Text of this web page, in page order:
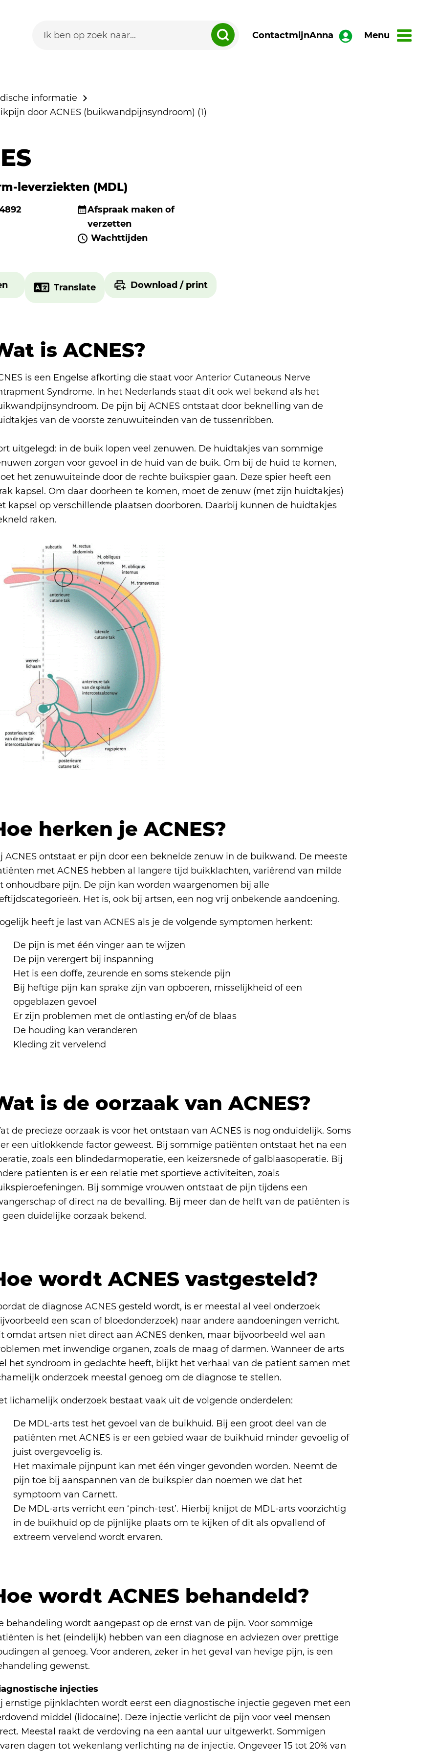
ContactmijnAnna Menu
informatie
door ACNES (buikwandpijnsyndroom) (1)
leverziekten (MDL)
Afspraak maken of
verzetten
Wachttijden
Translate Download / print
is ACNES?
is een Engelse afkorting die staat voor Anterior Cutaneous Nerve
Syndrome. In het Nederlands staat dit ook wel bekend als het
De pijn bij ACNES ontstaat door beknelling van de
van de voorste zenuwuiteinden van de tussenribben.
uitgelegd: in de buik lopen veel zenuwen. De huidtakjes van sommige
zorgen voor gevoel in de huid van de buik. Om bij de huid te komen,
het zenuwuiteinde door de rechte buikspier gaan. Deze spier heeft een
kapsel. Om daar doorheen te komen, moet de zenuw (met zijn huidtakjes)
kapsel op verschillende plaatsen doorboren. Daarbij kunnen de huidtakjes
raken.
herken je ACNES?
ACNES ontstaat er pijn door een beknelde zenuw in de buikwand. De meeste
met ACNES hebben al langere tijd buikklachten, variërend van milde
onhoudbare pijn. De pijn kan worden waargenomen bij alle
Het is, ook bij artsen, een nog vrij onbekende aandoening.
heeft je last van ACNES als je de volgende symptomen herkent:
De pijn is met één vinger aan te wijzen
De pijn verergert bij inspanning
Het is een doffe, zeurende en soms stekende pijn
Bij heftige pijn kan sprake zijn van opboeren, misselijkheid of een
opgeblazen gevoel
Er zijn problemen met de ontlasting en/of de blaas
De houding kan veranderen
Kleding zit vervelend
is de oorzaak van ACNES?
de precieze oorzaak is voor het ontstaan van ACNES is nog onduidelijk. Soms
een uitlokkende factor geweest. Bij sommige patiënten ontstaat het na een
zoals een blindedarmoperatie, een keizersnede of galblaasoperatie. Bij
patiënten is er een relatie met sportieve activiteiten, zoals
Bij sommige vrouwen ontstaat de pijn tijdens een
of direct na de bevalling. Bij meer dan de helft van de patiënten is
geen duidelijke oorzaak bekend.
wordt ACNES vastgesteld?
de diagnose ACNES gesteld wordt, is er meestal al veel onderzoek
een scan of bloedonderzoek) naar andere aandoeningen verricht.
omdat artsen niet direct aan ACNES denken, maar bijvoorbeeld wel aan
met inwendige organen, zoals de maag of darmen. Wanneer de arts
het syndroom in gedachte heeft, blijkt het verhaal van de patiënt samen met
onderzoek meestal genoeg om de diagnose te stellen.
lichamelijk onderzoek bestaat vaak uit de volgende onderdelen:
De MDL-arts test het gevoel van de buikhuid. Bij een groot deel van de
patiënten met ACNES is er een gebied waar de buikhuid minder gevoelig of
juist overgevoelig is.
Het maximale pijnpunt kan met één vinger gevonden worden. Neemt de
pijn toe bij aanspannen van de buikspier dan noemen we dat het
symptoom van Carnett.
De MDL-arts verricht een ‘pinch-test’. Hierbij knijpt de MDL-arts voorzichtig
in de buikhuid op de pijnlijke plaats om te kijken of dit als opvallend of
extreem vervelend wordt ervaren.
wordt ACNES behandeld?
behandeling wordt aangepast op de ernst van de pijn. Voor sommige
is het (eindelijk) hebben van een diagnose en adviezen over prettige
al genoeg. Voor anderen, zeker in het geval van hevige pijn, is een
gewenst.
injecties
ernstige pijnklachten wordt eerst een diagnostische injectie gegeven met een
middel (lidocaïne). Deze injectie verlicht de pijn voor veel mensen
Meestal raakt de verdoving na een aantal uur uitgewerkt. Sommigen
dagen tot wekenlang verlichting na de injectie. Ongeveer 15 tot 20% van